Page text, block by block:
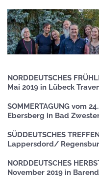
NORDDEUTSCHES
Mai 2019 in Lübeck
SOMMERTAGUNG vom
Ebersberg in Bad
SÜDDEUTSCHES
Lappersdord/
NORDDEUTSCHES
November 2019 in